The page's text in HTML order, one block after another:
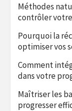
Méthodes
contrôler
Pourquoi la
optimiser vos
Comment
dans votre
Maîtriser les
progresser